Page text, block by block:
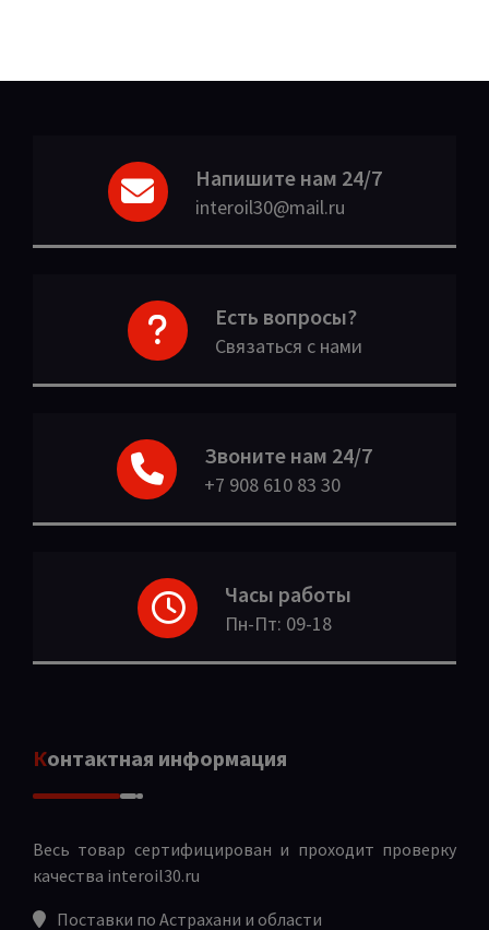
Напишите нам 24/7
interoil30@mail.ru
Есть вопросы?
Связаться с нами
Звоните нам 24/7
+7 908 610 83 30
Часы работы
Пн-Пт: 09-18
Контактная информация
Весь товар сертифицирован и проходит проверку
качества interoil30.ru
Поставки по Астрахани и области